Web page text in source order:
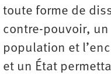
toute forme de
contre-pouvoir,
population et
et un État